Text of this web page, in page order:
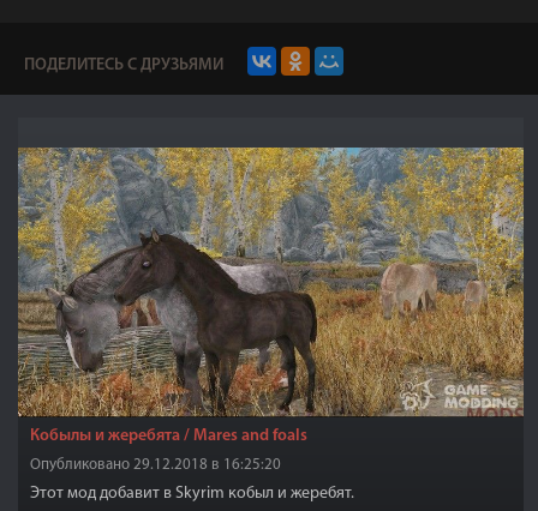
ПОДЕЛИТЕСЬ С ДРУЗЬЯМИ
Кобылы и жеребята / Mares and foals
Опубликовано 29.12.2018 в 16:25:20
Этот мод добавит в Skyrim кобыл и жеребят.